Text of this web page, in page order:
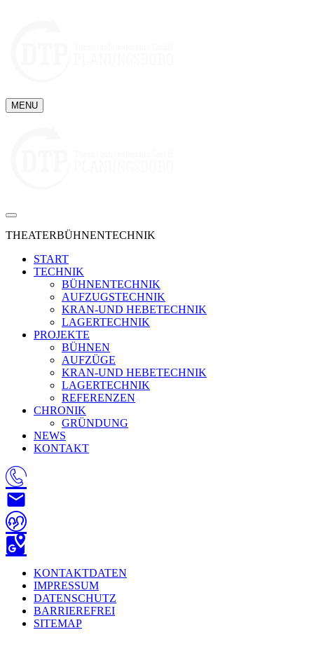
MENU
THEATERBÜHNENTECHNIK
START
TECHNIK
BÜHNENTECHNIK
AUFZUGSTECHNIK
KRAN-UND HEBETECHNIK
LAGERTECHNIK
PROJEKTE
BÜHNEN
AUFZÜGE
KRAN-UND HEBETECHNIK
LAGERTECHNIK
REFERENZEN
CHRONIK
GRÜNDUNG
NEWS
KONTAKT
KONTAKTDATEN
IMPRESSUM
DATENSCHUTZ
BARRIEREFREI
SITEMAP